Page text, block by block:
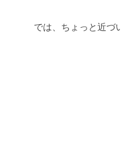
では、ちょっと近づ